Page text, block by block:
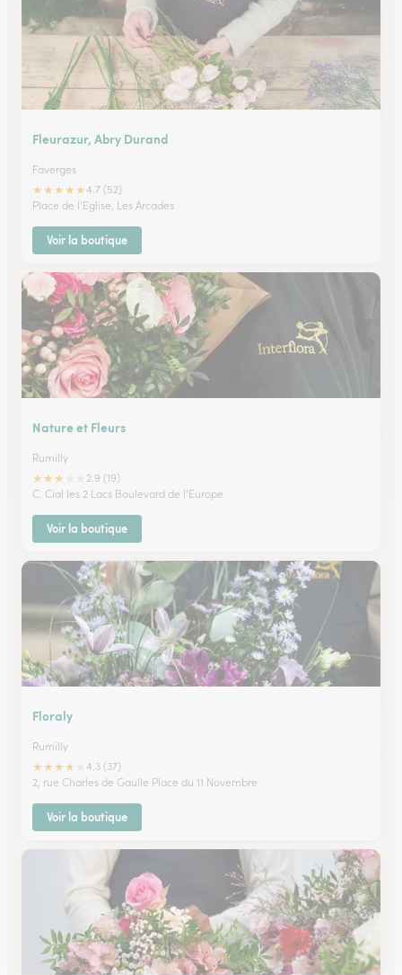
Fleurazur, Abry Durand
Faverges
★★★★★4.7 (52)
Place de l'Eglise, Les Arcades
Voir la boutique
Nature et Fleurs
Rumilly
★★★
2.9 (19)
C. Cial les 2 Lacs Boulevard de l'Europe
Voir la boutique
Floraly
Rumilly
★★★★
4.3 (37)
2, rue Charles de Gaulle Place du 11 Novembre
Voir la boutique